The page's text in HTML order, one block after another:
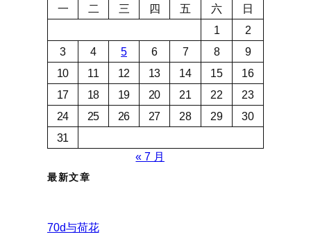
一
二 三 四 五 六
日
1
2
3
4 5 6 7 8
9
10
11 12 13 14 15
16
17
18 19 20 21 22
23
24
25 26 27 28 29
30
31
« 7 月
最新文章
70d与荷花